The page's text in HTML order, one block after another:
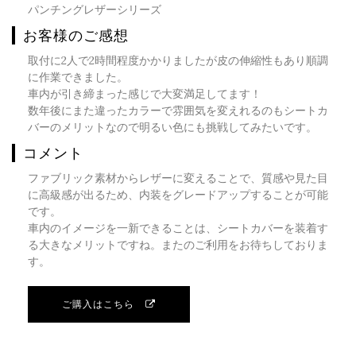
パンチングレザーシリーズ
お客様のご感想
取付に2人で2時間程度かかりましたが皮の伸縮性もあり順調
に作業できました。
車内が引き締まった感じで大変満足してます！
数年後にまた違ったカラーで雰囲気を変えれるのもシートカ
バーのメリットなので明るい色にも挑戦してみたいです。
コメント
ファブリック素材からレザーに変えることで、質感や見た目
に高級感が出るため、内装をグレードアップすることが可能
です。
車内のイメージを一新できることは、シートカバーを装着す
る大きなメリットですね。またのご利用をお待ちしておりま
す。
ご購入はこちら